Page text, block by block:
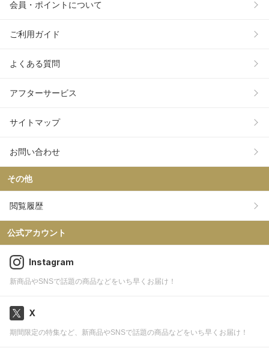
会員・ポイントについて
ご利用ガイド
よくある質問
アフターサービス
サイトマップ
お問い合わせ
その他
閲覧履歴
公式アカウント
Instagram
新商品やSNSで話題の商品などをいち早くお届け！
X
期間限定の特集など、新商品やSNSで話題の商品などをいち早くお届け！